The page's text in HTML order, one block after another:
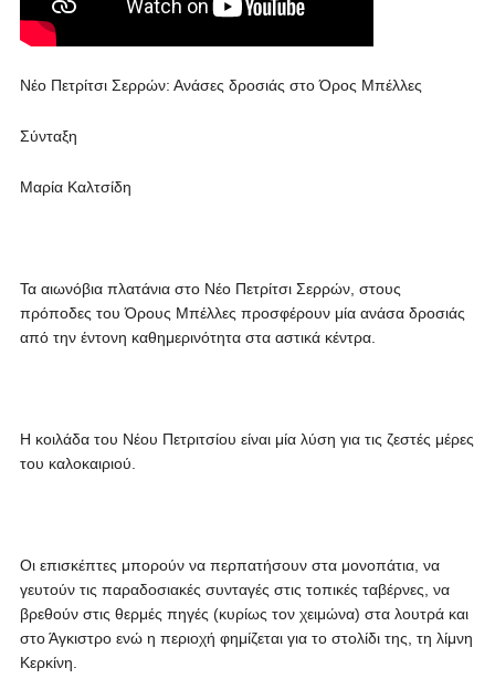
Νέο Πετρίτσι Σερρών: Ανάσες δροσιάς στο Όρος Μπέλλες
Σύνταξη
Μαρία Καλτσίδη
Τα αιωνόβια πλατάνια στο Νέο Πετρίτσι Σερρών, στους
πρόποδες του Όρους Μπέλλες προσφέρουν μία ανάσα δροσιάς
από την έντονη καθημερινότητα στα αστικά κέντρα.
Η κοιλάδα του Νέου Πετριτσίου είναι μία λύση για τις ζεστές μέρες
του καλοκαιριού.
Οι επισκέπτες μπορούν να περπατήσουν στα μονοπάτια, να
γευτούν τις παραδοσιακές συνταγές στις τοπικές ταβέρνες, να
βρεθούν στις θερμές πηγές (κυρίως τον χειμώνα) στα λουτρά και
στο Άγκιστρο ενώ η περιοχή φημίζεται για το στολίδι της, τη λίμνη
Κερκίνη.